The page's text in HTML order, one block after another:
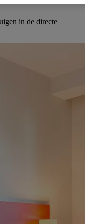
in de directe